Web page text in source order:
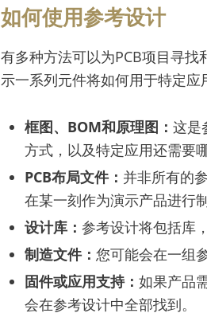
如何使用参考设计
有多种方法可以为PCB项目寻
示一系列元件将如何用于特定应
框图、BOM和原理图： 这是
方式，以及特定应用还需要
PCB布局文件： 并非所有的
在某一刻作为演示产品进行
设计库： 参考设计将包括库
制造文件： 您可能会在一组
固件或应用支持： 如果产品
会在参考设计中全部找到。